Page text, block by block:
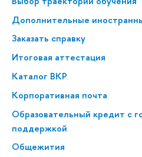
Дополнительные
Заказать справку
Итоговая аттестация
Каталог ВКР
Корпоративная почта
Образовательный кредит с
поддержкой
Общежития